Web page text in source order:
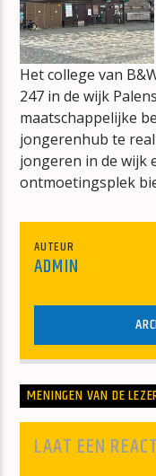
mz-radio
Het college van
247 in de wijk
maatschappelijke
jongerenhub te
jongeren in de wijk
ontmoetingsplek
AUTEUR
ADMIN
MENINGEN VAN DE
LAAT EEN